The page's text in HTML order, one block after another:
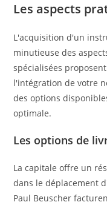
Les aspects
L'acquisition d'un
minutieuse des
spécialisées
l'intégration de votre
des options
optimale.
Les options de
La capitale offre un
dans le déplacement
Paul Beuscher